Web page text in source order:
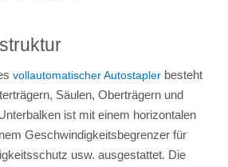
vollautomatischer Autostapler besteht
Säulen, Oberträgern und
ist mit einem horizontalen
Geschwindigkeitsbegrenzer für
usw. ausgestattet. Die